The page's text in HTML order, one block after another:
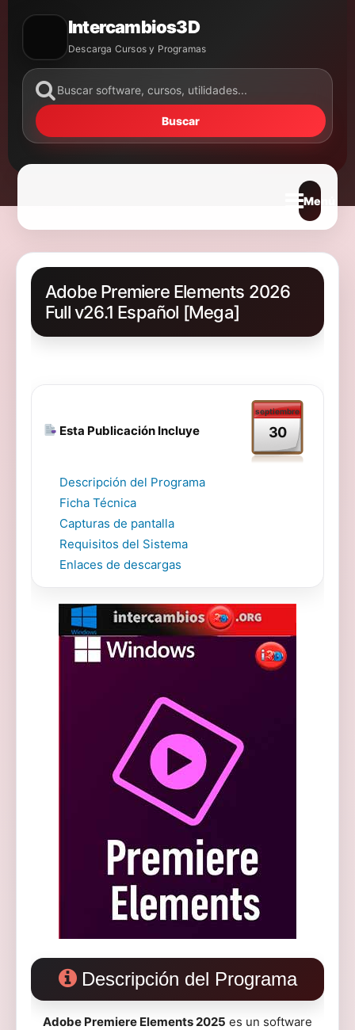
Intercambios3D
Descarga Cursos y Programas
Buscar
Abrir
Adobe Premiere Elements 2026
Full v26.1 Español [Mega]
Esta Publicación Incluye
septiembre
30
Descripción del Programa
Ficha Técnica
Capturas de pantalla
Requisitos del Sistema
Enlaces de descargas
Descripción del Programa
Adobe Premiere Elements 2025 es un software